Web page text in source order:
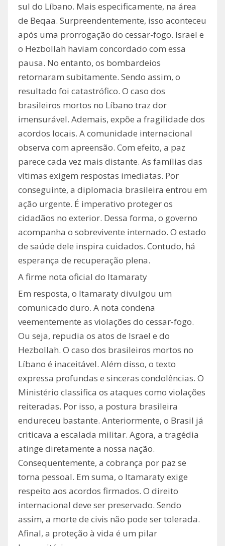
sul do Líbano. Mais especificamente, na área
de Beqaa. Surpreendentemente, isso aconteceu
após uma prorrogação do cessar-fogo. Israel e
o Hezbollah haviam concordado com essa
pausa. No entanto, os bombardeios
retornaram subitamente. Sendo assim, o
resultado foi catastrófico. O caso dos
brasileiros mortos no Líbano traz dor
imensurável. Ademais, expõe a fragilidade dos
acordos locais. A comunidade internacional
observa com apreensão. Com efeito, a paz
parece cada vez mais distante. As famílias das
vítimas exigem respostas imediatas. Por
conseguinte, a diplomacia brasileira entrou em
ação urgente. É imperativo proteger os
cidadãos no exterior. Dessa forma, o governo
acompanha o sobrevivente internado. O estado
de saúde dele inspira cuidados. Contudo, há
esperança de recuperação plena.
A firme nota oficial do Itamaraty
Em resposta, o Itamaraty divulgou um
comunicado duro. A nota condena
veementemente as violações do cessar-fogo.
Ou seja, repudia os atos de Israel e do
Hezbollah. O caso dos brasileiros mortos no
Líbano é inaceitável. Além disso, o texto
expressa profundas e sinceras condolências. O
Ministério classifica os ataques como violações
reiteradas. Por isso, a postura brasileira
endureceu bastante. Anteriormente, o Brasil já
criticava a escalada militar. Agora, a tragédia
atinge diretamente a nossa nação.
Consequentemente, a cobrança por paz se
torna pessoal. Em suma, o Itamaraty exige
respeito aos acordos firmados. O direito
internacional deve ser preservado. Sendo
assim, a morte de civis não pode ser tolerada.
Afinal, a proteção à vida é um pilar